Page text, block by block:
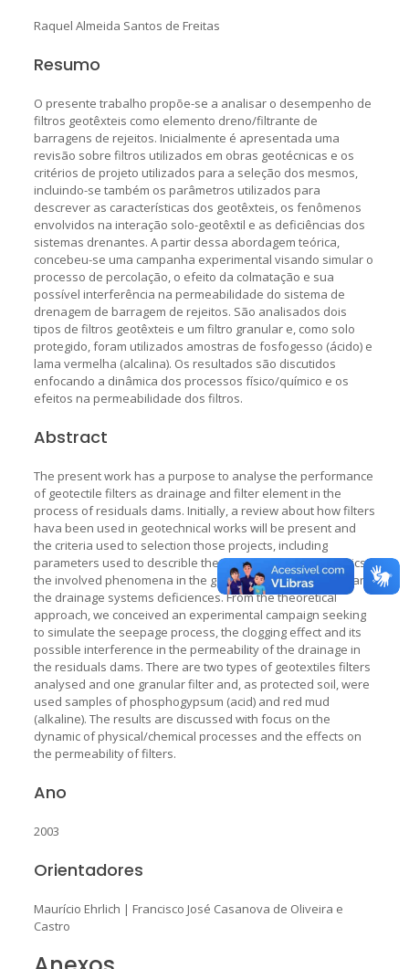
Raquel Almeida Santos de Freitas
Resumo
O presente trabalho propõe-se a analisar o desempenho de
filtros geotêxteis como elemento dreno/filtrante de
barragens de rejeitos. Inicialmente é apresentada uma
revisão sobre filtros utilizados em obras geotécnicas e os
critérios de projeto utilizados para a seleção dos mesmos,
incluindo-se também os parâmetros utilizados para
descrever as características dos geotêxteis, os fenômenos
envolvidos na interação solo-geotêxtil e as deficiências dos
sistemas drenantes. A partir dessa abordagem teórica,
concebeu-se uma campanha experimental visando simular o
processo de percolação, o efeito da colmatação e sua
possível interferência na permeabilidade do sistema de
drenagem de barragem de rejeitos. São analisados dois
tipos de filtros geotêxteis e um filtro granular e, como solo
protegido, foram utilizados amostras de fosfogesso (ácido) e
lama vermelha (alcalina). Os resultados são discutidos
enfocando a dinâmica dos processos físico/químico e os
efeitos na permeabilidade dos filtros.
Abstract
The present work has a purpose to analyse the performance
of geotectile filters as drainage and filter element in the
process of residuals dams. Initially, a review about how filters
hava been used in geotechnical works will be present and
the criteria used to selection those projects, including
parameters used to describle the geotextiles characteristics,
the involved phenomena in the geotextile-soil interaction and
the drainage systems deficiences. From the theoretical
approach, we conceived an experimental campaign seeking
to simulate the seepage process, the clogging effect and its
possible interference in the permeability of the drainage in
the residuals dams. There are two types of geotextiles filters
analysed and one granular filter and, as protected soil, were
used samples of phosphogypsum (acid) and red mud
(alkaline). The results are discussed with focus on the
dynamic of physical/chemical processes and the effects on
the permeability of filters.
Ano
2003
Orientadores
Maurício Ehrlich | Francisco José Casanova de Oliveira e
Castro